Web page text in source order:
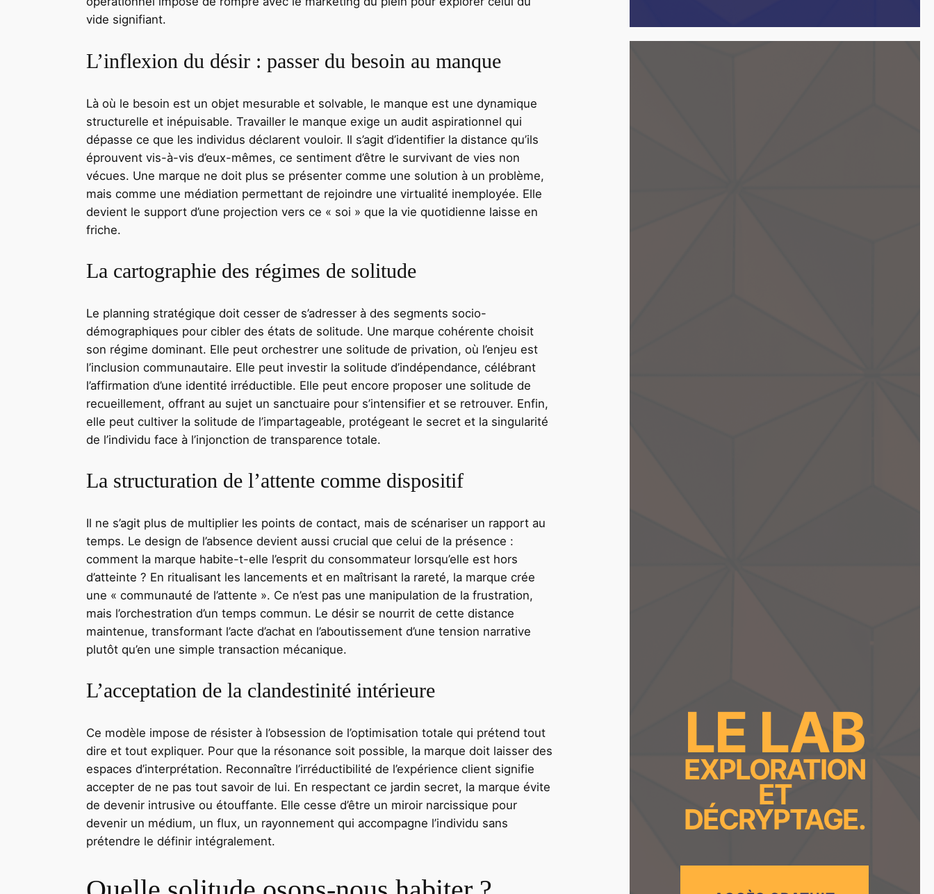
vide signifiant.
L’inflexion du désir : passer du besoin au manque
Là où le besoin est un objet mesurable et solvable, le manque est une dynamique
structurelle et inépuisable. Travailler le manque exige un audit aspirationnel qui
dépasse ce que les individus déclarent vouloir. Il s’agit d’identifier la distance qu’ils
éprouvent vis-à-vis d’eux-mêmes, ce sentiment d’être le survivant de vies non
vécues. Une marque ne doit plus se présenter comme une solution à un problème,
mais comme une médiation permettant de rejoindre une virtualité inemployée. Elle
devient le support d’une projection vers ce « soi » que la vie quotidienne laisse en
friche.
La cartographie des régimes de solitude
Le planning stratégique doit cesser de s’adresser à des segments socio-
démographiques pour cibler des états de solitude. Une marque cohérente choisit
son régime dominant. Elle peut orchestrer une solitude de privation, où l’enjeu est
l’inclusion communautaire. Elle peut investir la solitude d’indépendance, célébrant
l’affirmation d’une identité irréductible. Elle peut encore proposer une solitude de
recueillement, offrant au sujet un sanctuaire pour s’intensifier et se retrouver. Enfin,
elle peut cultiver la solitude de l’impartageable, protégeant le secret et la singularité
de l’individu face à l’injonction de transparence totale.
La structuration de l’attente comme dispositif
Il ne s’agit plus de multiplier les points de contact, mais de scénariser un rapport au
temps. Le design de l’absence devient aussi crucial que celui de la présence :
comment la marque habite-t-elle l’esprit du consommateur lorsqu’elle est hors
d’atteinte ? En ritualisant les lancements et en maîtrisant la rareté, la marque crée
une « communauté de l’attente ». Ce n’est pas une manipulation de la frustration,
mais l’orchestration d’un temps commun. Le désir se nourrit de cette distance
maintenue, transformant l’acte d’achat en l’aboutissement d’une tension narrative
plutôt qu’en une simple transaction mécanique.
L’acceptation de la clandestinité intérieure
Ce modèle impose de résister à l’obsession de l’optimisation totale qui prétend tout
dire et tout expliquer. Pour que la résonance soit possible, la marque doit laisser des
espaces d’interprétation. Reconnaître l’irréductibilité de l’expérience client signifie
accepter de ne pas tout savoir de lui. En respectant ce jardin secret, la marque évite
de devenir intrusive ou étouffante. Elle cesse d’être un miroir narcissique pour
devenir un médium, un flux, un rayonnement qui accompagne l’individu sans
prétendre le définir intégralement.
LE LAB
EXPLORATION
ET
DÉCRYPTAGE.